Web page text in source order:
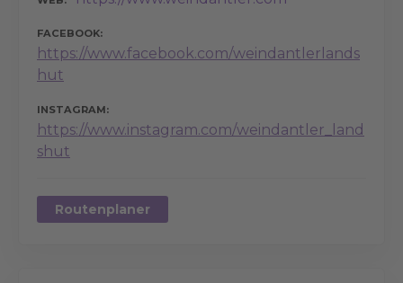
FACEBOOK
https://www.facebook.com/weindantlerlands
hut
INSTAGRAM
https://www.instagram.com/weindantler_land
shut
Routenplaner